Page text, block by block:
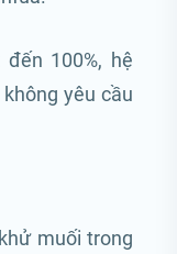
100%, hệ
yêu cầu
muối trong